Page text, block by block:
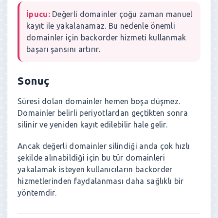
İpucu:Değerli domainler çoğu zaman manuel
kayıt ile yakalanamaz. Bu nedenle önemli
domainler için backorder hizmeti kullanmak
başarı şansını artırır.
Sonuç
Süresi dolan domainler hemen boşa düşmez.
Domainler belirli periyotlardan geçtikten sonra
silinir ve yeniden kayıt edilebilir hale gelir.
Ancak değerli domainler silindiği anda çok hızlı
şekilde alınabildiği için bu tür domainleri
yakalamak isteyen kullanıcıların backorder
hizmetlerinden faydalanması daha sağlıklı bir
yöntemdir.